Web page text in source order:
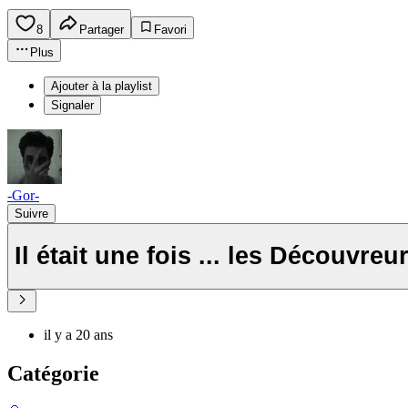
8 Partager
Favori
Plus
Ajouter à la playlist
Signaler
-Gor-
Suivre
Il était une fois ... les
il y a 20 ans
Catégorie